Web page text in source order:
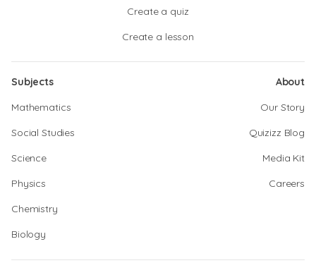
Create a quiz
Create a lesson
Subjects
Mathematics
Social Studies
Science
Physics
Chemistry
Biology
About
Our Story
Quizizz Blog
Media Kit
Careers